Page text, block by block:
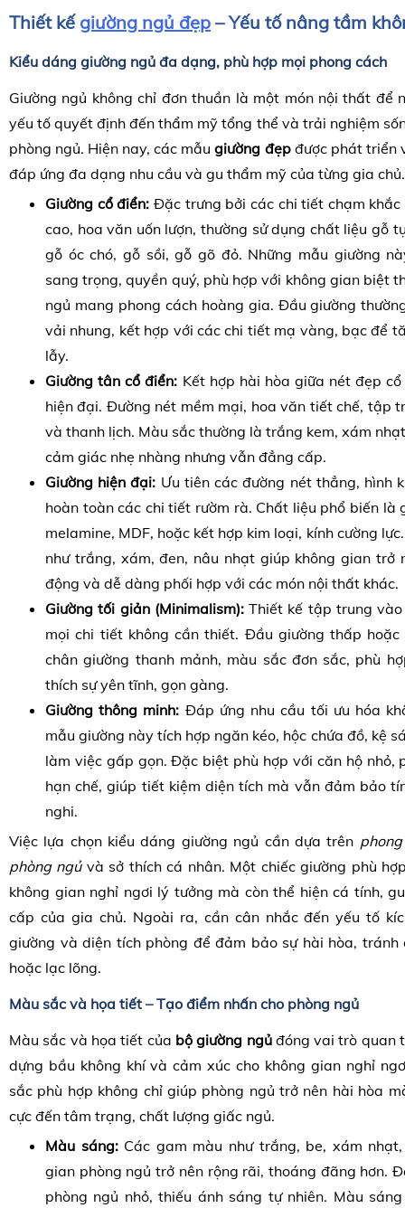
Thiết kế giường ngủ đẹp – Yếu tố nâng tầm
Kiểu dáng giường ngủ đa dạng, phù hợp mọi phong cách
Giường ngủ không chỉ đơn thuần là một món nội thất để
yếu tố quyết định đến thẩm mỹ tổng thể và trải nghiệm
phòng ngủ. Hiện nay, các mẫugiường đẹpđược phát triển
đáp ứng đa dạng nhu cầu và gu thẩm mỹ của từng gia chủ.
Giường cổ điển: Đặc trưng bởi các chi tiết chạm
cao, hoa văn uốn lượn, thường sử dụng chất liệu gỗ
gỗ óc chó, gỗ sồi, gỗ gõ đỏ. Những mẫu giường
sang trọng, quyền quý, phù hợp với không gian biệt
ngủ mang phong cách hoàng gia. Đầu giường
vải nhung, kết hợp với các chi tiết mạ vàng, bạc để
lẫy.
Giường tân cổ điển: Kết hợp hài hòa giữa nét đẹp
hiện đại. Đường nét mềm mại, hoa văn tiết chế, tập
và thanh lịch. Màu sắc thường là trắng kem, xám
cảm giác nhẹ nhàng nhưng vẫn đẳng cấp.
Giường hiện đại: Ưu tiên các đường nét thẳng, hình
hoàn toàn các chi tiết rườm rà. Chất liệu phổ biến là
melamine, MDF, hoặc kết hợp kim loại, kính cường
như trắng, xám, đen, nâu nhạt giúp không gian trở
động và dễ dàng phối hợp với các món nội thất khác.
Giường tối giản (Minimalism):Thiết kế tập trung vào
mọi chi tiết không cần thiết. Đầu giường thấp hoặc
chân giường thanh mảnh, màu sắc đơn sắc, phù
thích sự yên tĩnh, gọn gàng.
Giường thông minh: Đáp ứng nhu cầu tối ưu hóa
mẫu giường này tích hợp ngăn kéo, hộc chứa đồ, kệ
làm việc gấp gọn. Đặc biệt phù hợp với căn hộ nhỏ,
hạn chế, giúp tiết kiệm diện tích mà vẫn đảm bảo
nghi.
Việc lựa chọn kiểu dáng giường ngủ cần dựa trên
phòng ngủvà sở thích cá nhân. Một chiếc giường phù
không gian nghỉ ngơi lý tưởng mà còn thể hiện cá tính,
cấp của gia chủ. Ngoài ra, cần cân nhắc đến yếu tố
giường và diện tích phòng để đảm bảo sự hài hòa, tránh
hoặc lạc lõng.
Màu sắc và họa tiết – Tạo điểm nhấn cho phòng ngủ
Màu sắc và họa tiết của bộ giường ngủđóng vai trò quan
dựng bầu không khí và cảm xúc cho không gian nghỉ
sắc phù hợp không chỉ giúp phòng ngủ trở nên hài hòa
cực đến tâm trạng, chất lượng giấc ngủ.
Màu sáng:Các gam màu như trắng, be, xám
gian phòng ngủ trở nên rộng rãi, thoáng đãng hơn.
phòng ngủ nhỏ, thiếu ánh sáng tự nhiên. Màu